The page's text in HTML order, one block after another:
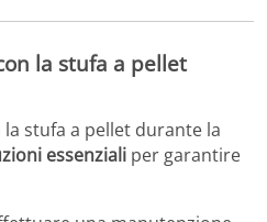
la stufa a pellet
stufa a pellet durante la
essenziali per garantire